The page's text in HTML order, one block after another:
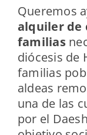
Queremos
alquiler de
familias
diócesis de
familias
aldeas
una de las
por el